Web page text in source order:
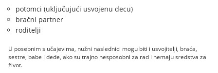
potomci (uključujući usvojenu decu)
bračni partner
roditelji
U posebnim slučajevima, nužni naslednici mogu biti i usvojitelji, braća,
sestre, babe i dede, ako su trajno nesposobni za rad i nemaju sredstva za
život.